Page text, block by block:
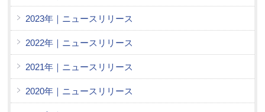
2023年｜ニュースリリース
2022年｜ニュースリリース
2021年｜ニュースリリース
2020年｜ニュースリリース